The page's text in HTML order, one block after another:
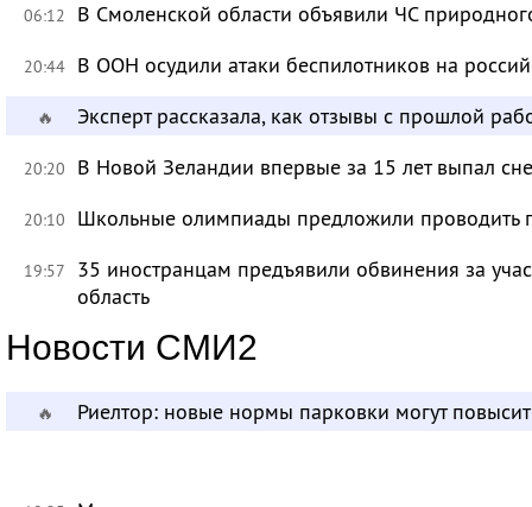
06:12 В Смоленской области объявили ЧС
20:44 В ООН осудили атаки беспилотников на
🔥 Эксперт рассказала, как отзывы с прошлой
20:20 В Новой Зеландии впервые за 15 лет выпал
20:10 Школьные олимпиады предложили проводить
19:57
35 иностранцам предъявили обвинения за
область
Новости СМИ2
🔥 Риелтор: новые нормы парковки могут